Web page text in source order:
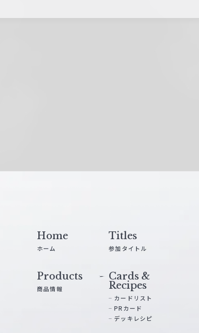
Home
ホーム
Titles
参加タイトル
Products
商品情報
Cards &
Recipes
カードリスト
PRカード
デッキレシピ